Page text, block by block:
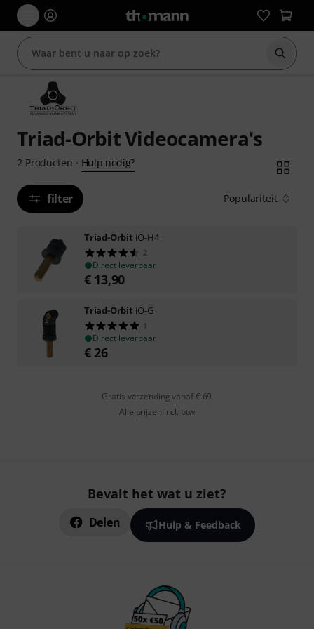
Zoek
Triad-Orbit Videocamera's
2 Producten · Hulp nodig?
filter Populariteit
Triad-Orbit IO-H4
2
Direct leverbaar
€ 13,90
Triad-Orbit IO-G
1
Direct leverbaar
€ 26
Gratis verzending vanaf € 69
Alle prijzen incl. btw
Bevalt het wat u ziet?
Delen Hulp & Feedback